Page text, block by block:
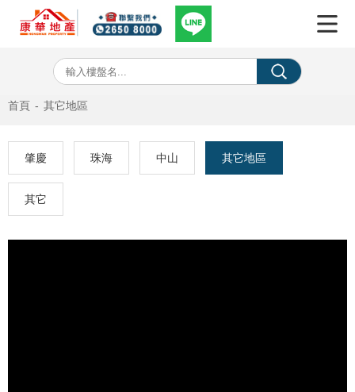
首頁 - 其它地區
肇慶 珠海 中山 其它地區
其它